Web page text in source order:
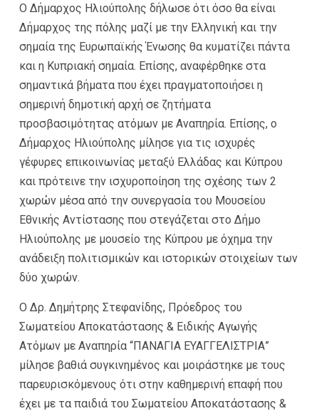
Ο Δήμαρχος Ηλιούπολης δήλωσε ότι όσο θα είναι
Δήμαρχος της πόλης μαζί με την Ελληνική και την
σημαία της Ευρωπαϊκής Ένωσης θα κυματίζει πάντα
και η Κυπριακή σημαία. Επίσης, αναφέρθηκε στα
σημαντικά βήματα που έχει πραγματοποιήσει η
σημερινή δημοτική αρχή σε ζητήματα
προσβασιμότητας ατόμων με Αναπηρία. Επίσης, ο
Δήμαρχος Ηλιούπολης μίλησε για τις ισχυρές
γέφυρες επικοινωνίας μεταξύ Ελλάδας και Κύπρου
και πρότεινε την ισχυροποίηση της σχέσης των 2
χωρών μέσα από την συνεργασία του Μουσείου
Εθνικής Αντίστασης που στεγάζεται στο Δήμο
Ηλιούπολης με μουσείο της Κύπρου με όχημα την
ανάδειξη πολιτισμικών και ιστορικών στοιχείων των
δύο χωρών.
Ο Δρ. Δημήτρης Στεφανίδης, Πρόεδρος του
Σωματείου Αποκατάστασης & Ειδικής Αγωγής
Ατόμων με Αναπηρία “ΠΑΝΑΓΙΑ ΕΥΑΓΓΕΛΙΣΤΡΙΑ”
μίλησε βαθιά συγκινημένος και μοιράστηκε με τους
παρευρισκόμενους ότι στην καθημερινή επαφή που
έχει με τα παιδιά του Σωματείου Αποκατάστασης &